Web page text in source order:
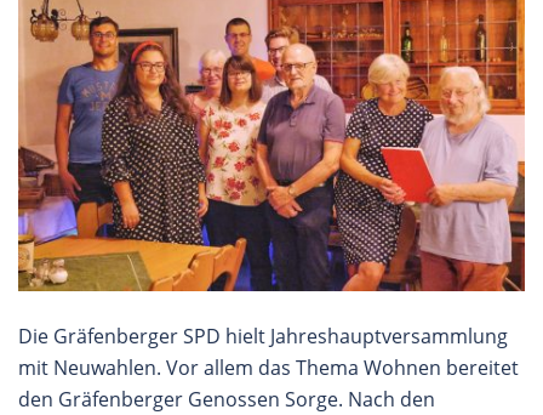
Die Gräfenberger SPD hielt Jahreshauptversammlung
mit Neuwahlen. Vor allem das Thema Wohnen bereitet
den Gräfenberger Genossen Sorge. Nach den